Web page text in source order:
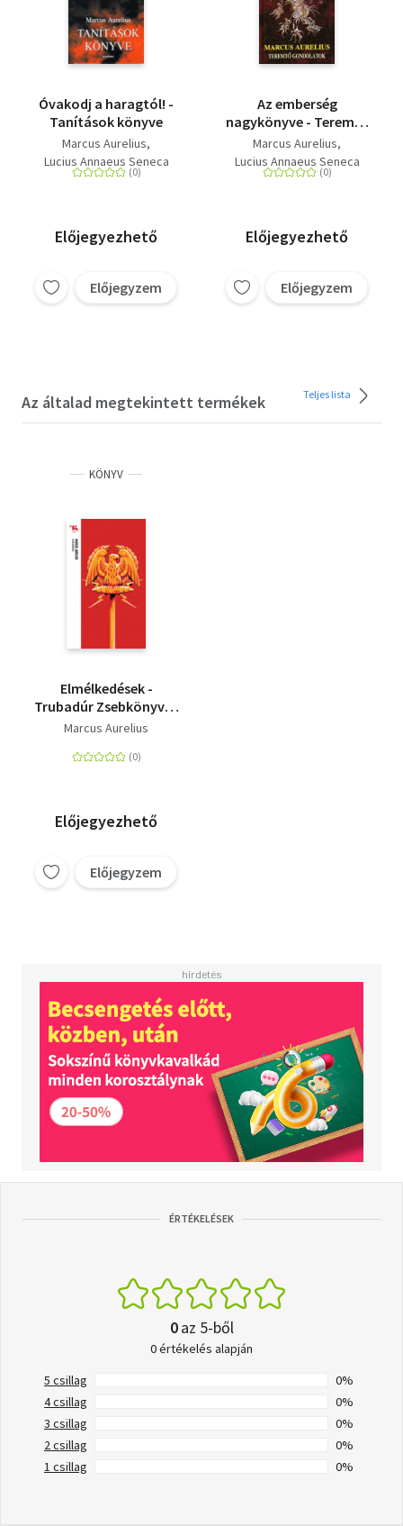
Óvakodj a haragtól! -
Tanítások könyve
Marcus Aurelius
Lucius Annaeus Seneca
Előjegyezhető
Előjegyzem
Az emberség
nagykönyve - Teremtő
gondolatok
Marcus Aurelius
Lucius Annaeus Seneca
Előjegyezhető
Előjegyzem
Az általad megtekintett termékek Teljes lista
KÖNYV
Elmélkedések -
Trubadúr Zsebkönyvek
36.
Marcus Aurelius
Előjegyezhető
Előjegyzem
ÉRTÉKELÉSEK
0az 5-ből
0 értékelés alapján
5 csillag
0%
4 csillag
0%
3 csillag
0%
2 csillag
0%
1 csillag
0%